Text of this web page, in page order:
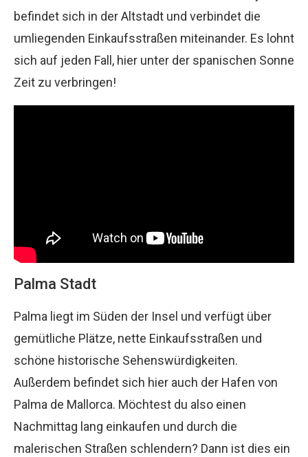
befindet sich in der Altstadt und verbindet die
umliegenden Einkaufsstraßen miteinander. Es lohnt
sich auf jeden Fall, hier unter der spanischen Sonne
Zeit zu verbringen!
Palma Stadt
Palma liegt im Süden der Insel und verfügt über
gemütliche Plätze, nette Einkaufsstraßen und
schöne historische Sehenswürdigkeiten.
Außerdem befindet sich hier auch der Hafen von
Palma de Mallorca. Möchtest du also einen
Nachmittag lang einkaufen und durch die
malerischen Straßen schlendern? Dann ist dies ein